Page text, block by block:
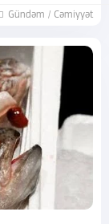
Gündəm / Cəmiyyət